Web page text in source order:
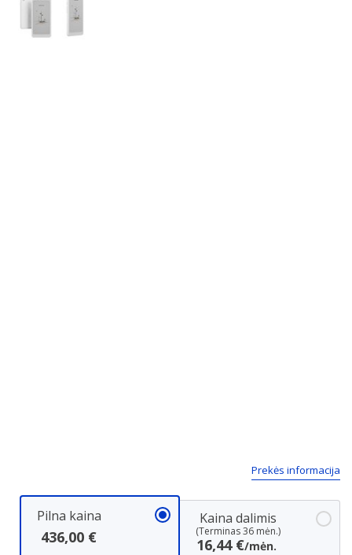
Prekės informacija
Pilna kaina
436,00 €
Kaina dalimis
(Terminas 36 mėn.)
16,44 €/mėn.